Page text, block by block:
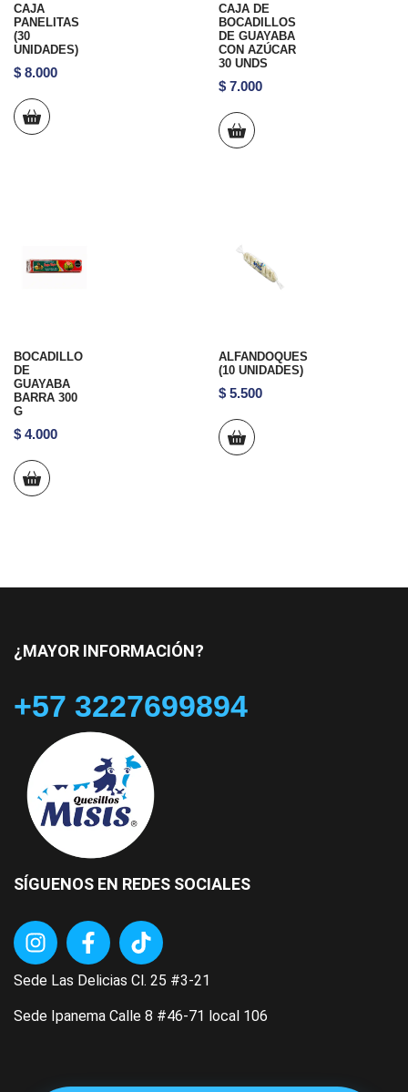
CAJA
PANELITAS
(30
UNIDADES)
$ 8.000
CAJA DE
BOCADILLOS
DE GUAYABA
CON AZÚCAR
30 UNDS
$7.000
BOCADILLO
DE
GUAYABA
BARRA 300
G
$ 4.000
ALFANDOQUES
(10 UNIDADES)
$5.500
¿MAYOR INFORMACIÓN?
+57 3227699894
SÍGUENOS EN REDES SOCIALES
Sede Las Delicias Cl. 25 #3-21
Sede Ipanema Calle 8 #46-71 local 106